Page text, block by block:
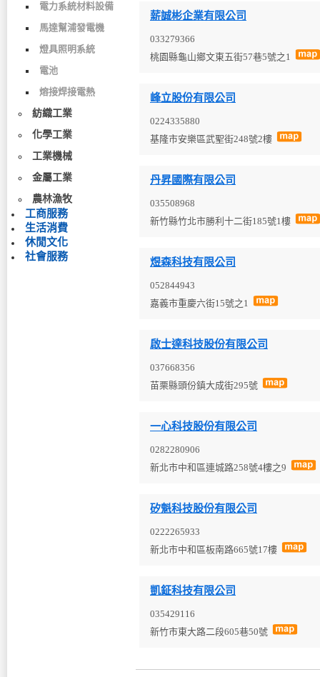
電力系統材料設備
馬達幫浦發電機
燈具照明系統
電池
熔接焊接電熱
紡織工業
化學工業
工業機械
金屬工業
農林漁牧
工商服務
生活消費
休閒文化
社會服務
薪誠彬企業有限公司
033279366
桃園縣龜山鄉文東五街57巷5號之1
峰立股份有限公司
0224335880
基隆市安樂區武聖街248號2樓
丹昇國際有限公司
035508968
新竹縣竹北市勝利十二街185號1樓
煜森科技有限公司
052844943
嘉義市重慶六街15號之1
啟士達科技股份有限公司
037668356
苗栗縣頭份鎮大成街295號
一心科技股份有限公司
0282280906
新北市中和區連城路258號4樓之9
矽魁科技股份有限公司
0222265933
新北市中和區板南路665號17樓
凱鉦科技有限公司
035429116
新竹市東大路二段605巷50號